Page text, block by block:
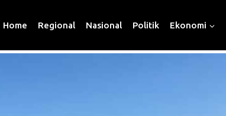
Home Regional Nasional Politik Ekonomi